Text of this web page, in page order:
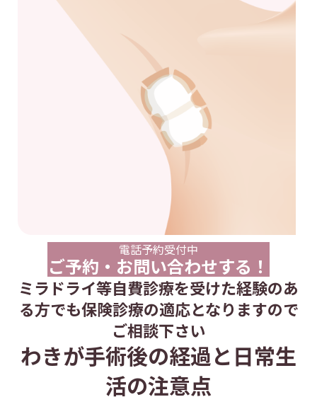
電話予約受付中
ご予約・お問い合わせする！
ミラドライ等自費診療を受けた経験のあ
る方でも保険診療の適応となりますので
ご相談下さい
わきが手術後の経過と日常生
活の注意点